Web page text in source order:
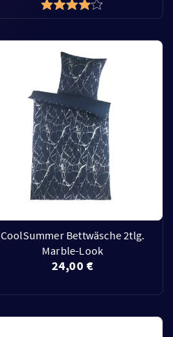
CoolSummer Bettwäsche 2tlg.
Marble-Look
24,00 €